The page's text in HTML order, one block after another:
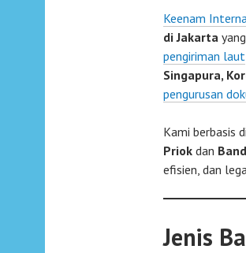
Keenam
di Jakarta
pengiriman laut
Singapura,
pengurusan
Kami berbasis
Priok dan
efisien, dan
Jenis